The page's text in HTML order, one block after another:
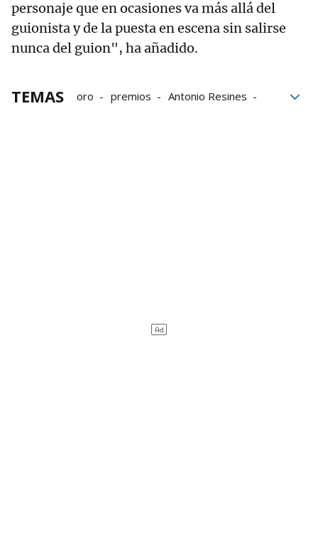
personaje que en ocasiones va más allá del
guionista y de la puesta en escena sin salirse
nunca del guion", ha añadido.
TEMAS oro premios
Antonio Resines